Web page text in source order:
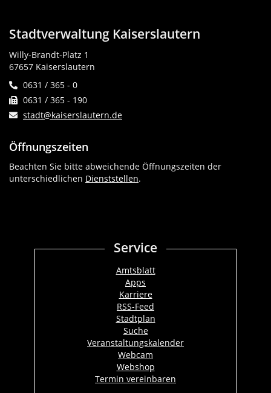
Stadtverwaltung Kaiserslautern
Willy-Brandt-Platz 1
67657 Kaiserslautern
0631 / 365 - 0
0631 / 365 - 190
stadt@kaiserslautern.de
Öffnungszeiten
Beachten Sie bitte abweichende Öffnungszeiten der
unterschiedlichen Dienststellen.
Service
Amtsblatt
Apps
Karriere
RSS-Feed
Stadtplan
Suche
Veranstaltungskalender
Webcam
Webshop
Termin vereinbaren